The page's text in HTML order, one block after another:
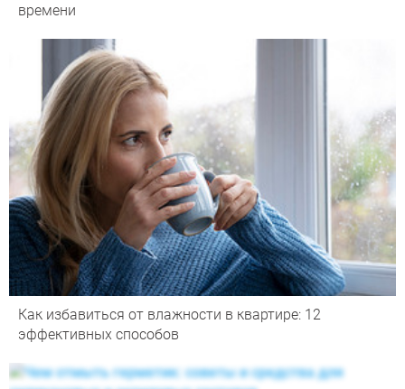
времени
Как избавиться от влажности в квартире: 12
эффективных способов